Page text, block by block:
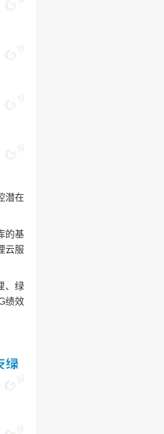
潜在
的基
云服
、绿
绩效